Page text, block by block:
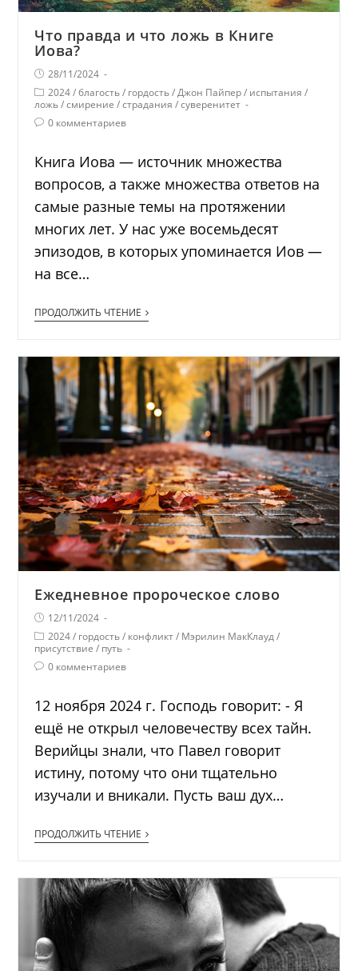
Что правда и что ложь в Книге
Иова?
28/11/2024
2024 / благость / гордость / Джон Пайпер / испытания /
ложь / смирение / страдания / суверенитет
0 комментариев
Книга Иова — источник множества
вопросов, а также множества ответов на
самые разные темы на протяжении
многих лет. У нас уже восемьдесят
эпизодов, в которых упоминается Иов —
на все…
ПРОДОЛЖИТЬ ЧТЕНИЕ
Ежедневное пророческое слово
12/11/2024
2024 / гордость / конфликт / Мэрилин МакКлауд /
присутствие / путь
0 комментариев
12 ноября 2024 г. Господь говорит: - Я
ещё не открыл человечеству всех тайн.
Верийцы знали, что Павел говорит
истину, потому что они тщательно
изучали и вникали. Пусть ваш дух…
ПРОДОЛЖИТЬ ЧТЕНИЕ